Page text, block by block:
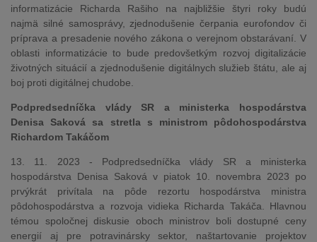
informatizácie Richarda Rašiho na najbližšie štyri roky budú
najmä silné samosprávy, zjednodušenie čerpania eurofondov či
príprava a presadenie nového zákona o verejnom obstarávaní. V
oblasti informatizácie to bude predovšetkým rozvoj digitalizácie
životných situácií a zjednodušenie digitálnych služieb štátu, ale aj
boj proti digitálnej chudobe.
Podpredsedníčka vlády SR a ministerka hospodárstva
Denisa Saková sa stretla s ministrom pôdohospodárstva
Richardom Takáčom
13. 11. 2023 - Podpredsedníčka vlády SR a ministerka
hospodárstva Denisa Saková v piatok 10. novembra 2023 po
prvýkrát privítala na pôde rezortu hospodárstva ministra
pôdohospodárstva a rozvoja vidieka Richarda Takáča. Hlavnou
témou spoločnej diskusie oboch ministrov boli dostupné ceny
energií aj pre potravinársky sektor, naštartovanie projektov